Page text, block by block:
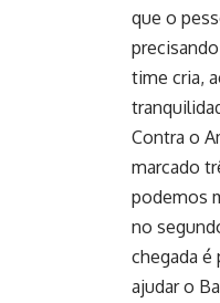
que o
time cria,
Contra o
marcado
podemos
no
chegada é
ajudar o